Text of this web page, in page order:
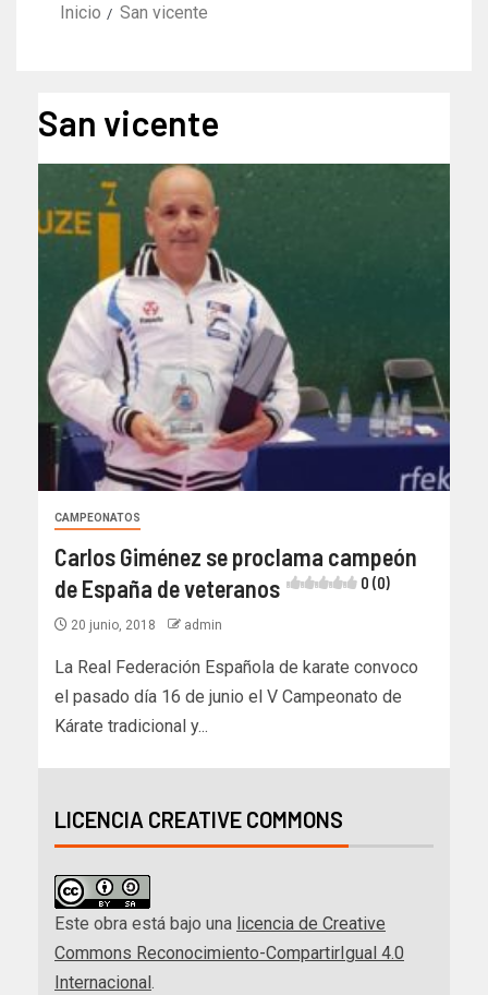
Inicio San vicente
San vicente
CAMPEONATOS
Carlos Giménez se proclama campeón
de España de veteranos
0 (0)
20 junio, 2018 admin
La Real Federación Española de karate convoco
el pasado día 16 de junio el V Campeonato de
Kárate tradicional y...
LICENCIA CREATIVE COMMONS
Este obra está bajo una licencia de Creative
Commons Reconocimiento-CompartirIgual 4.0
Internacional .